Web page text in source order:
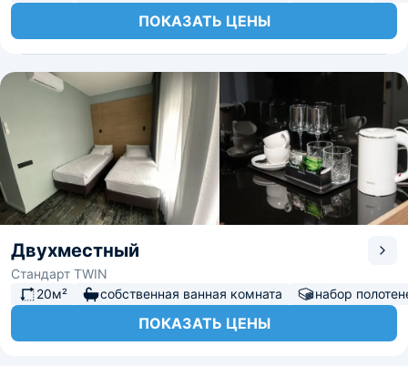
ПОКАЗАТЬ ЦЕНЫ
Двухместный
Стандарт TWIN
20м²
собственная ванная комната набор
ПОКАЗАТЬ ЦЕНЫ